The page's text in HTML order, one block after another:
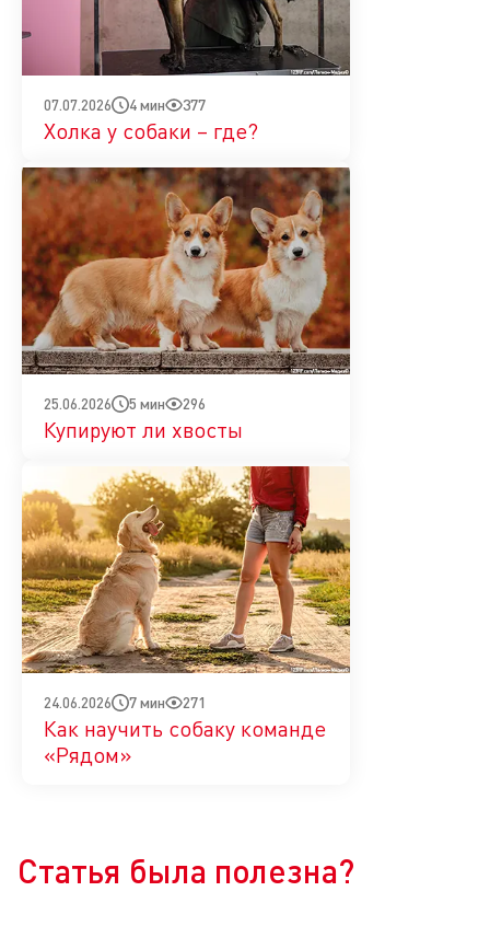
07.07.2026 4 мин 377
Холка у собаки – где?
25.06.2026 5 мин 296
Купируют ли хвосты
24.06.2026 7 мин 271
Как научить собаку команде
«Рядом»
Статья была полезна?